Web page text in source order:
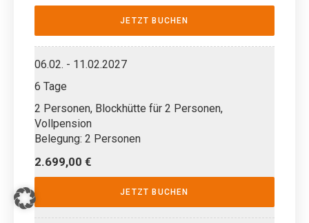
JETZT BUCHEN
06.02. - 11.02.2027
6 Tage
2 Personen, Blockhütte für 2 Personen,
Vollpension
Belegung: 2 Personen
2.699,00 €
JETZT BUCHEN